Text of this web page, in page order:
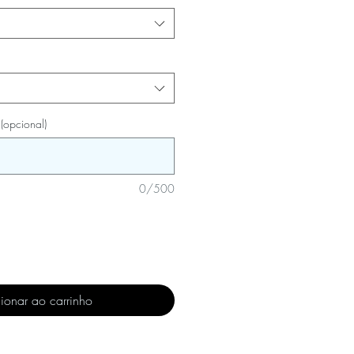
0/500
ao carrinho